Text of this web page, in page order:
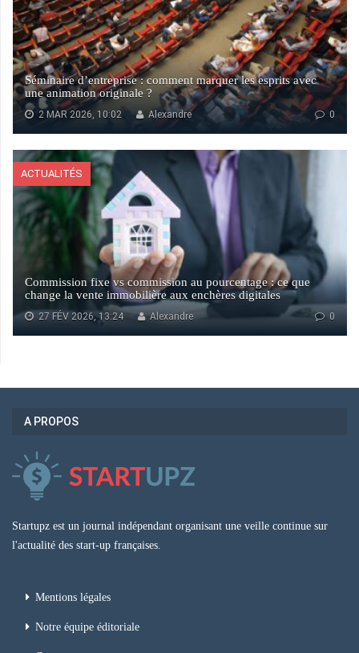
Séminaire d’entreprise : comment marquer les esprits avec
une animation originale ?
2 MAR 2026, 10:02 0
Alexandre
ACTUALITÉS
Commission fixe vs commission au pourcentage : ce que
change la vente immobilière aux enchères digitales
27 FÉV 2026, 13:24 0
Alexandre
A PROPOS
Startupz est un journal indépendant organisant une veille continue sur
l'actualité des start-up françaises.
Mentions légales
Notre équipe éditoriale